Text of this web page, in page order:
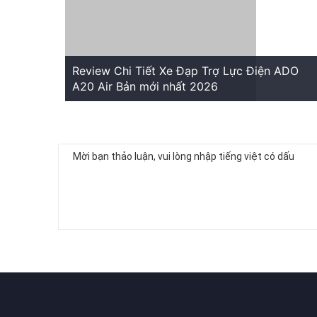
Review Chi Tiết Xe Đạp Trợ Lực Điện ADO
A20 Air Bản mới nhất 2026